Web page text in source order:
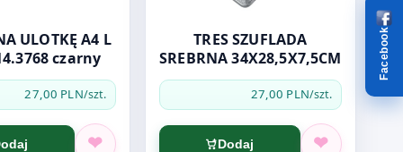
ULOTKĘ A4 L
J14.3768 czarny
27,00 PLN/szt.
TRES SZUFLADA
SREBRNA 34X28,5X7,5CM
27,00 PLN/szt.
Dodaj
Facebook